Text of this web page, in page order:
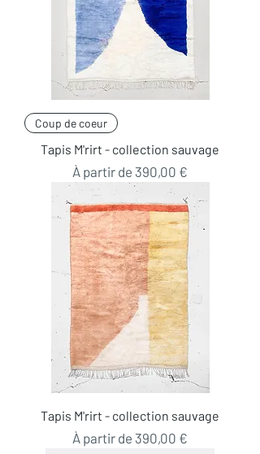
Coup de coeur
Tapis M'rirt - collection sauvage
À partir de 390,00 €
Prix promotionnel
Tapis M'rirt - collection sauvage
À partir de 390,00 €
Prix promotionnel